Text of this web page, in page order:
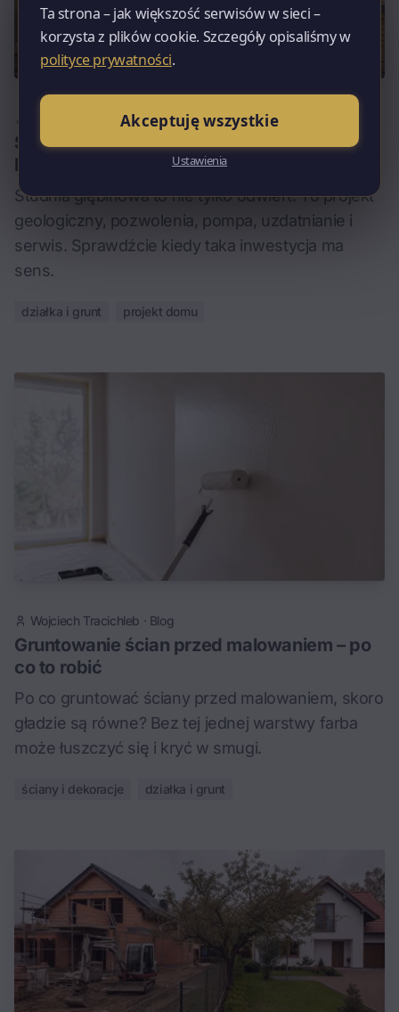
Wojciech Tracichleb·Blog
Studnia głębinowa – kiedy warto wiercić |
Poradnik
Studnia głębinowa to nie tylko odwiert. To projekt
geologiczny, pozwolenia, pompa, uzdatnianie i
serwis. Sprawdźcie kiedy taka inwestycja ma
sens.
działka i grunt projekt domu
Wojciech Tracichleb · Blog
Gruntowanie ścian przed malowaniem – po
co to robić
Po co gruntować ściany przed malowaniem, skoro
gładzie są równe? Bez tej jednej warstwy farba
może łuszczyć się i kryć w smugi.
ściany i dekoracje działka i grunt
Ta strona – jak większość serwisów w sieci –
korzysta z plików cookie. Szczegóły opisaliśmy w
polityce prywatności.
Akceptuję wszystkie
Ustawienia